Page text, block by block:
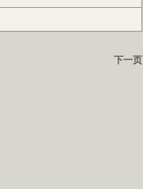
下一页